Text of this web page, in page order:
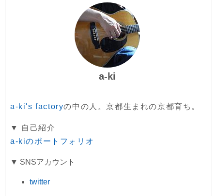
a-ki
a-ki's factoryの中の人。京都生まれの京都育ち。
▼ 自己紹介
a-kiのポートフォリオ
▼ SNSアカウント
twitter